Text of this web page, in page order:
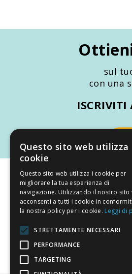
ZERO SPRECO
Mistery Box
sul
con una
ISCRIVITI
La nostra convenienza
Il risparmio che fa ambiente
Il nostro manifesto
Il blog
Perché fidarti
Vendi con noi
Questo sito web utilizza
cookie
Questo sito web utilizza i cookie per
migliorare la tua esperienza di
navigazione. Utilizzando il nostro sito
acconsenti a tutti i cookie in
la nostra policy per i cookie. Leggi di
STRETTAMENTE NECESSARI
PERFORMANCE
TARGETING